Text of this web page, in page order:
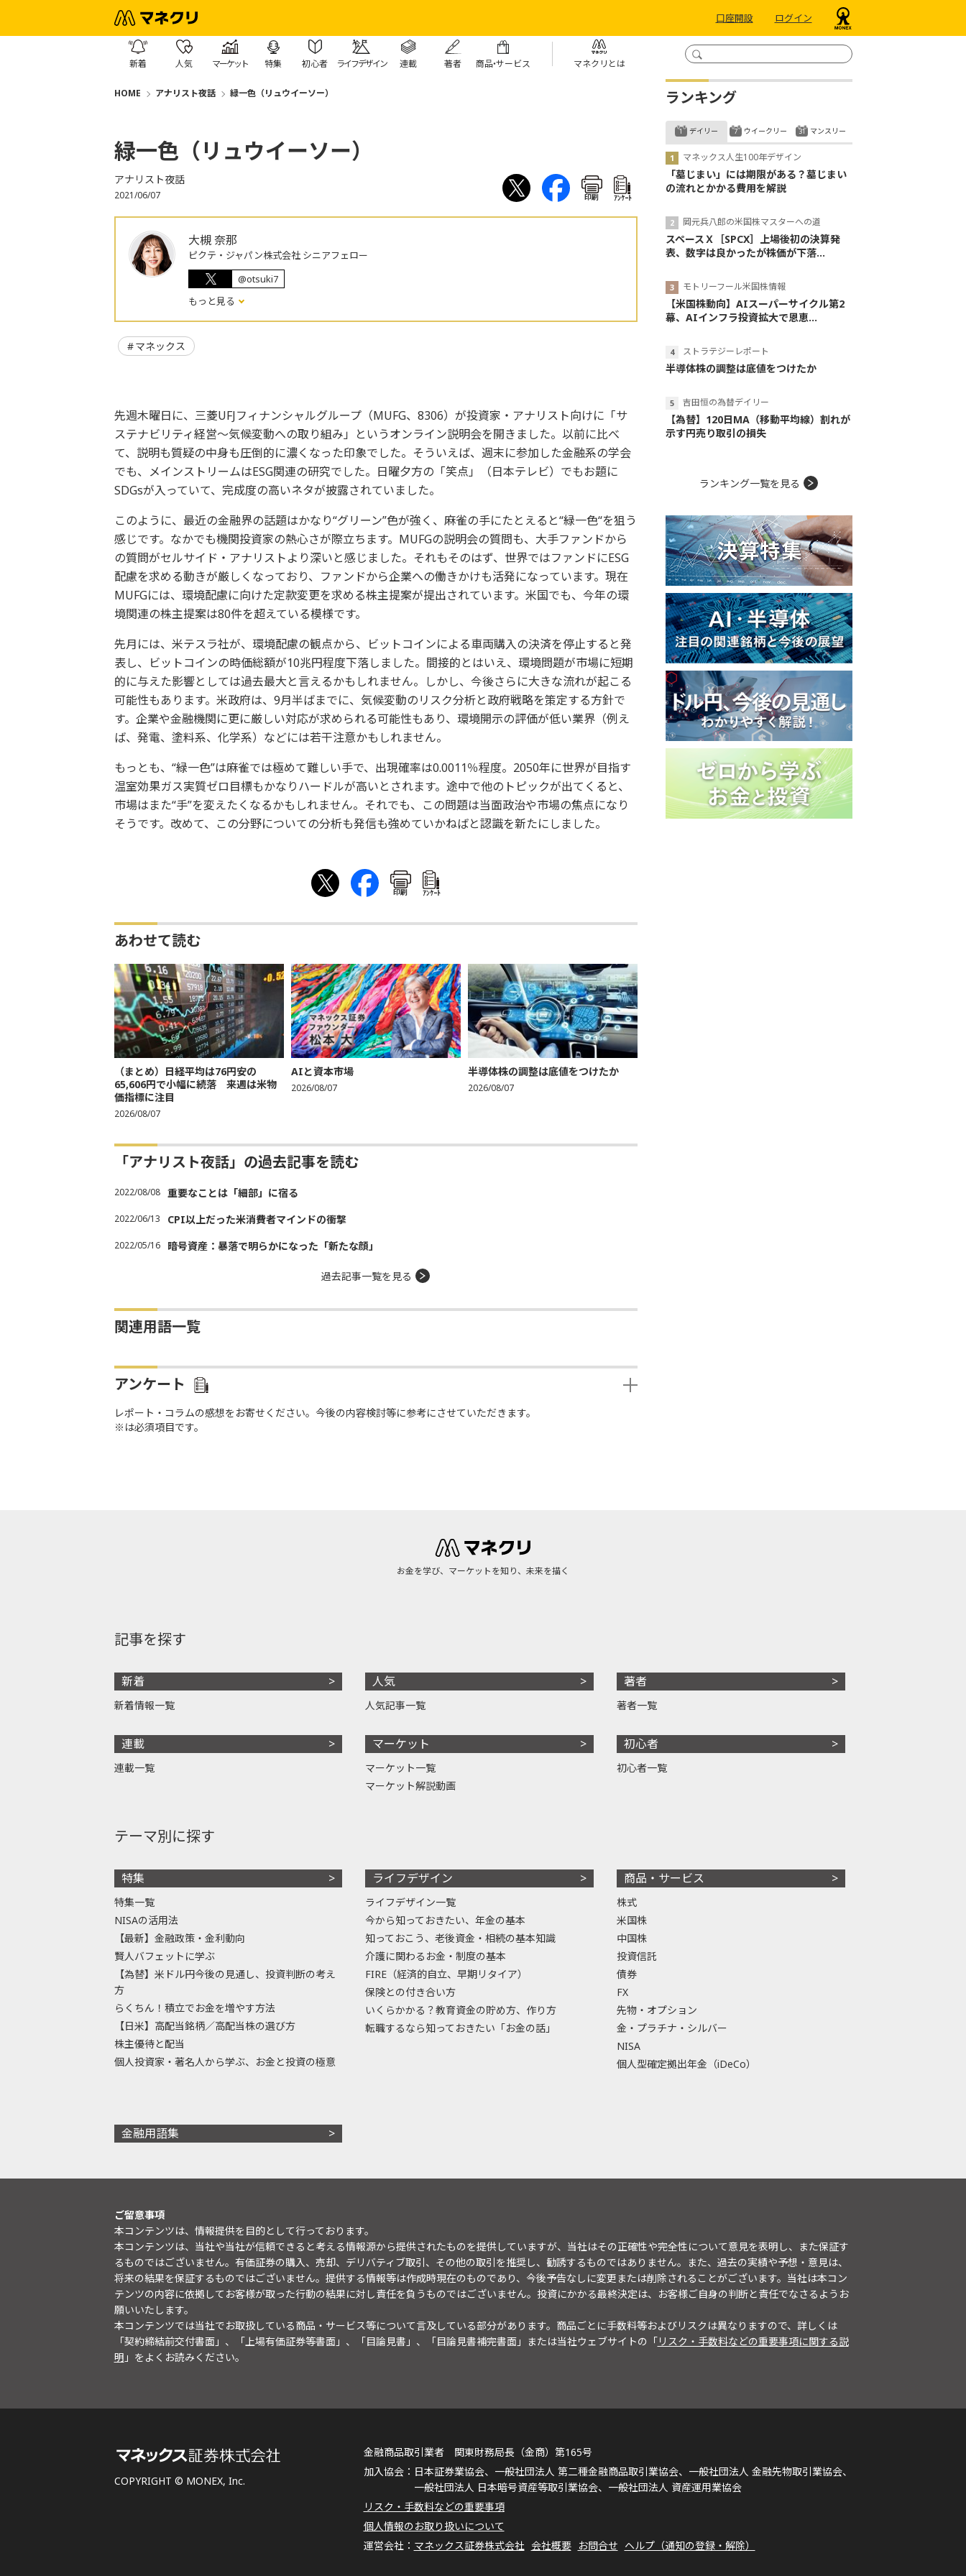
口座開設 ログイン
新着 人気 マーケット 特集 初心者 ライフデザイン 連載 著者 商品・サービス マネクリとは
HOME アナリスト夜話 緑一色（リュウイーソー）
緑一色（リュウイーソー）
アナリスト夜話
2021/06/07 印刷 ｱﾝｹｰﾄ
大槻 奈那
ピクテ・ジャパン株式会社 シニアフェロー
@otsuki7
もっと見る
マネックス
先週木曜日に、三菱UFJフィナンシャルグループ（MUFG、8306）が投資家・アナリスト向けに「サ
ステナビリティ経営～気候変動への取り組み」というオンライン説明会を開きました。以前に比べ
て、説明も質疑の中身も圧倒的に濃くなった印象でした。そういえば、週末に参加した金融系の学会
でも、メインストリームはESG関連の研究でした。日曜夕方の「笑点」（日本テレビ）でもお題に
SDGsが入っていて、完成度の高いネタが披露されていました。
このように、最近の金融界の話題はかなり“グリーン”色が強く、麻雀の手にたとえると“緑一色“を狙う
感じです。なかでも機関投資家の熱心さが際立ちます。MUFGの説明会の質問も、大手ファンドから
の質問がセルサイド・アナリストより深いと感じました。それもそのはず、世界ではファンドにESG
配慮を求める動きが厳しくなっており、ファンドから企業への働きかけも活発になっています。現在
MUFGには、環境配慮に向けた定款変更を求める株主提案が提出されています。米国でも、今年の環
境関連の株主提案は80件を超えている模様です。
先月には、米テスラ社が、環境配慮の観点から、ビットコインによる車両購入の決済を停止すると発
表し、ビットコインの時価総額が10兆円程度下落しました。間接的とはいえ、環境問題が市場に短期
的に与えた影響としては過去最大と言えるかもしれません。しかし、今後さらに大きな流れが起こる
可能性もあります。米政府は、9月半ばまでに、気候変動のリスク分析と政府戦略を策定する方針で
す。企業や金融機関に更に厳しい対応が求められる可能性もあり、環境開示の評価が低い業界（例え
ば、発電、塗料系、化学系）などには若干注意かもしれません。
もっとも、“緑一色”は麻雀では極めて難しい手で、出現確率は0.0011％程度。2050年に世界が目指す
温室効果ガス実質ゼロ目標もかなりハードルが高いとされます。途中で他のトピックが出てくると、
市場はまた“手”を変えたくなるかもしれません。それでも、この問題は当面政治や市場の焦点になり
そうです。改めて、この分野についての分析も発信も強めていかねばと認識を新たにしました。
印刷 ｱﾝｹｰﾄ
あわせて読む
（まとめ）日経平均は76円安の
65,606円で小幅に続落 来週は米物
価指標に注目
2026/08/07
AIと資本市場
2026/08/07
半導体株の調整は底値をつけたか
2026/08/07
「アナリスト夜話」の過去記事を読む
2022/08/08 重要なことは「細部」に宿る
2022/06/13 CPI以上だった米消費者マインドの衝撃
2022/05/16 暗号資産：暴落で明らかになった「新たな顔」
過去記事一覧を見る
関連用語一覧
アンケート
レポート・コラムの感想をお寄せください。今後の内容検討等に参考にさせていただきます。
※は必須項目です。
ランキング
デイリー
マネックス人生100年デザイン
「墓じまい」には期限がある？墓じまい
の流れとかかる費用を解説
岡元兵八郎の米国株マスターへの道
スペースＸ［SPCX］上場後初の決算発
表、数字は良かったが株価が下落...
モトリーフール米国株情報
【米国株動向】AIスーパーサイクル第2
幕、AIインフラ投資拡大で恩恵...
ストラテジーレポート
半導体株の調整は底値をつけたか
吉田恒の為替デイリー
【為替】120日MA（移動平均線）割れが
示す円売り取引の損失
ウイークリー マンスリー
ランキング一覧を見る
お金を学び、マーケットを知り、未来を描く
記事を探す
新着
新着情報一覧
連載
連載一覧
人気
人気記事一覧
マーケット
マーケット一覧
マーケット解説動画
著者
著者一覧
初心者
初心者一覧
テーマ別に探す
特集
特集一覧
NISAの活用法
【最新】金融政策・金利動向
賢人バフェットに学ぶ
【為替】米ドル円今後の見通し、投資判断の考え
方
らくちん！積立でお金を増やす方法
【日米】高配当銘柄／高配当株の選び方
株主優待と配当
個人投資家・著名人から学ぶ、お金と投資の極意
ライフデザイン
ライフデザイン一覧
今から知っておきたい、年金の基本
知っておこう、老後資金・相続の基本知識
介護に関わるお金・制度の基本
FIRE（経済的自立、早期リタイア）
保険との付き合い方
いくらかかる？教育資金の貯め方、作り方
転職するなら知っておきたい「お金の話」
商品・サービス
株式
米国株
中国株
投資信託
債券
FX
先物・オプション
金・プラチナ・シルバー
NISA
個人型確定拠出年金（iDeCo）
金融用語集
ご留意事項
本コンテンツは、情報提供を目的として行っております。
本コンテンツは、当社や当社が信頼できると考える情報源から提供されたものを提供していますが、当社はその正確性や完全性について意見を表明し、また保証す
るものではございません。有価証券の購入、売却、デリバティブ取引、その他の取引を推奨し、勧誘するものではありません。また、過去の実績や予想・意見は、
将来の結果を保証するものではございません。提供する情報等は作成時現在のものであり、今後予告なしに変更または削除されることがございます。当社は本コン
テンツの内容に依拠してお客様が取った行動の結果に対し責任を負うものではございません。投資にかかる最終決定は、お客様ご自身の判断と責任でなさるようお
願いいたします。
本コンテンツでは当社でお取扱している商品・サービス等について言及している部分があります。商品ごとに手数料等およびリスクは異なりますので、詳しくは
「契約締結前交付書面」、「上場有価証券等書面」、「目論見書」、「目論見書補完書面」または当社ウェブサイトの「リスク・手数料などの重要事項に関する説
明 」をよくお読みください。
COPYRIGHT © MONEX, Inc.
金融商品取引業者 関東財務局長（金商）第165号
日本証券業協会、一般社団法人 第二種金融商品取引業協会、一般社団法人 金融先物取引業協会、
一般社団法人 日本暗号資産等取引業協会、一般社団法人 資産運用業協会
リスク・手数料などの重要事項
個人情報のお取り扱いについて
マネックス証券株式会社 会社概要 お問合せ ヘルプ（通知の登録・解除）